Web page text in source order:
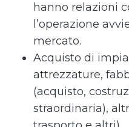
hanno relazioni
l’operazione
mercato.
Acquisto di
attrezzature,
(acquisto,
straordinaria),